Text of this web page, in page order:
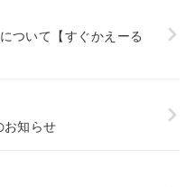
ついて【すぐかえーる
お知らせ